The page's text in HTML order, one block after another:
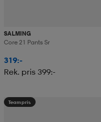
SALMING
Core 21 Pants Sr
319:-
Rek. pris 399:-
Teampris